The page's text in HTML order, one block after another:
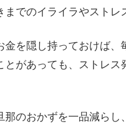
でのイライラやストレ
金を隠し持っておけば
とがあっても、ストレ
那のおかずを一品減ら